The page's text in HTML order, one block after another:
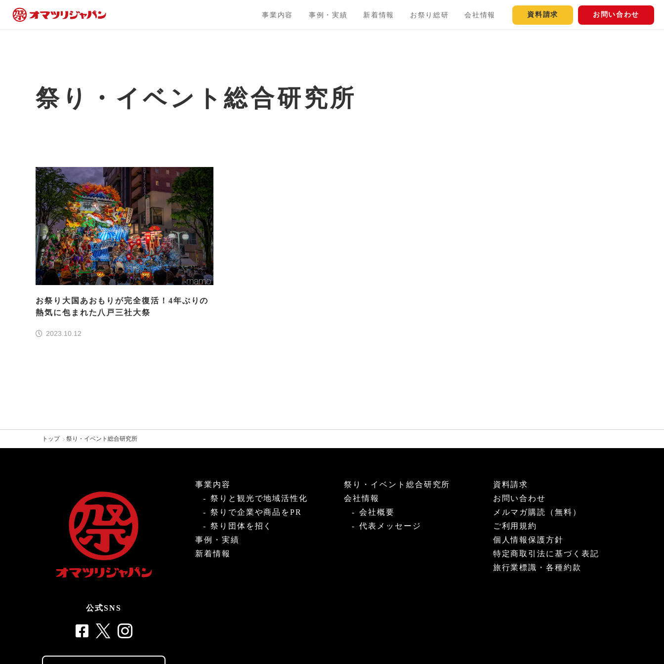
事業内容 事例・実績 新着情報 お祭り総研 会社情報 資料請求 お問い合わせ
祭り・イベント総合研究所
お祭り大国あおもりが完全復活！4年ぶりの
熱気に包まれた八戸三社大祭
2023.10.12
トップ 祭り・イベント総合研究所
公式SNS
事業内容
祭りと観光で地域活性化
祭りで企業や商品をPR
祭り団体を招く
事例・実績
新着情報
祭り・イベント総合研究所
会社情報
会社概要
代表メッセージ
資料請求
お問い合わせ
メルマガ購読（無料）
ご利用規約
個人情報保護方針
特定商取引法に基づく表記
旅行業標識・各種約款